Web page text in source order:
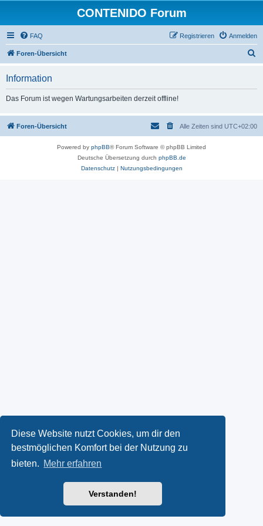
Diese Website nutzt Cookies, um dir den
bestmöglichen Komfort bei der Nutzung zu
bieten. Mehr erfahren
Verstanden!
CONTENIDO Forum
FAQ Anmelden
Registrieren
Foren-Übersicht
Information
Das Forum ist wegen Wartungsarbeiten derzeit offline!
Foren-Übersicht Alle Zeiten sind UTC+02:00
Powered by phpBB® Forum Software © phpBB Limited
Deutsche Übersetzung durch phpBB.de
Datenschutz| Nutzungsbedingungen